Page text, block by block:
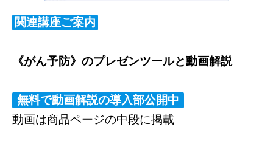
関連講座ご案内
《がん予防》のプレゼンツールと動画解説
無料で動画解説の導入部公開中
動画は商品ページの中段に掲載